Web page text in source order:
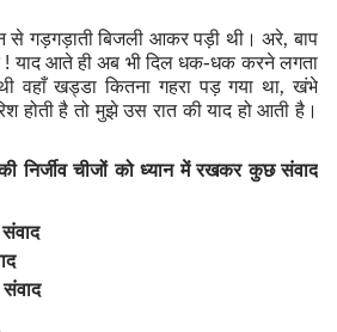
से गड़गड़ाती बिजली आकर पड़ी थी। अरे, बाप
! याद आते ही अब भी दिल धक-धक करने लगता
वहाँ खड्डा कितना गहरा पड़ गया था, खंभे
होती है तो मुझे उस रात की याद हो आती है।
निर्जीव चीजों को ध्यान में रखकर कुछ संवाद